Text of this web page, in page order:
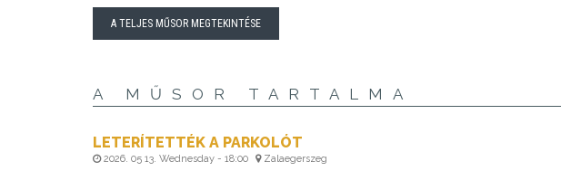
A TELJES MŰSOR MEGTEKINTÉSE
A MŰSOR TARTALMA
LETERÍTETTÉK A PARKOLÓT
2026. 05 13. Wednesday - 18:00 Zalaegerszeg